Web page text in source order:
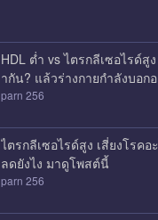
HDL ต่ำ vs ไตรกลีเซอไรด์สู
ากัน? แล้วร่างกายกำลังบอกอ
parn 256
ไตรกลีเซอไรด์สูง เสี่ยงโรคอ
ลดยังไง มาดูโพสต์นี้
parn 256